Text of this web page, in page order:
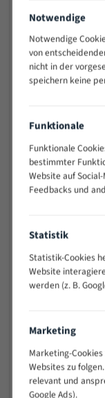
50 - 120
80 - 180
130 -
350
200 -
> 500
Vorteile:
wechselnde
Sehr geringe
Positiver
Bandkörper
Notwendige
Notwendige
von
nicht in der
speichern keine
Funktionale
Funktionale
bestimmter
Website auf
Feedbacks und
Statistik
Statistik-Cookies
Website
werden (z. B.
Marketing
Marketing-
Websites zu
relevant und
Google Ads).